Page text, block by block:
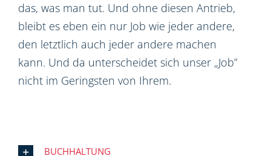
das, was man tut. Und ohne diesen Antrieb,
bleibt es eben ein nur Job wie jeder andere,
den letztlich auch jeder andere machen
kann. Und da unterscheidet sich unser „Job”
nicht im Geringsten von Ihrem.
BUCHHALTUNG